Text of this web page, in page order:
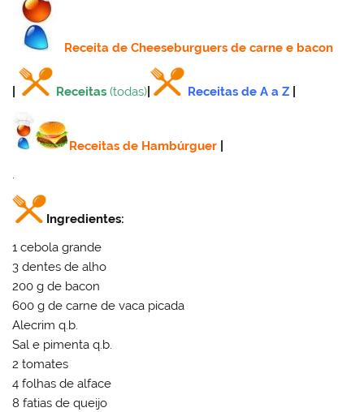
Receitade Cheeseburguers de carne e bacon
Receitas (todas) Receitas de A a Z
Receitas de Hambúrguer
.
Ingredientes:
1 cebola grande
3 dentes de alho
200 g de bacon
600 g de carne de vaca picada
Alecrim q.b.
Sal e pimenta q.b.
2 tomates
4 folhas de alface
8 fatias de queijo